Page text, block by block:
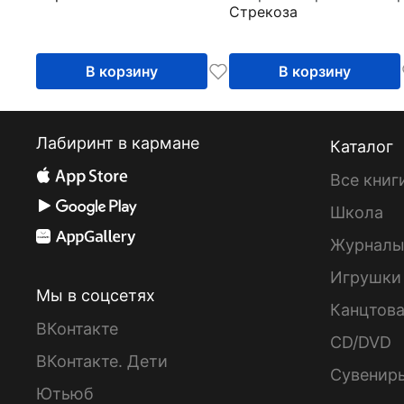
В корзину
Стрекоза
В корзину
Лабиринт в кармане
Мы в соцсетях
ВКонтакте
ВКонтакте. Дети
Ютьюб
Каталог
Все
Школа
Журналы
Игрушки
CD/DVD